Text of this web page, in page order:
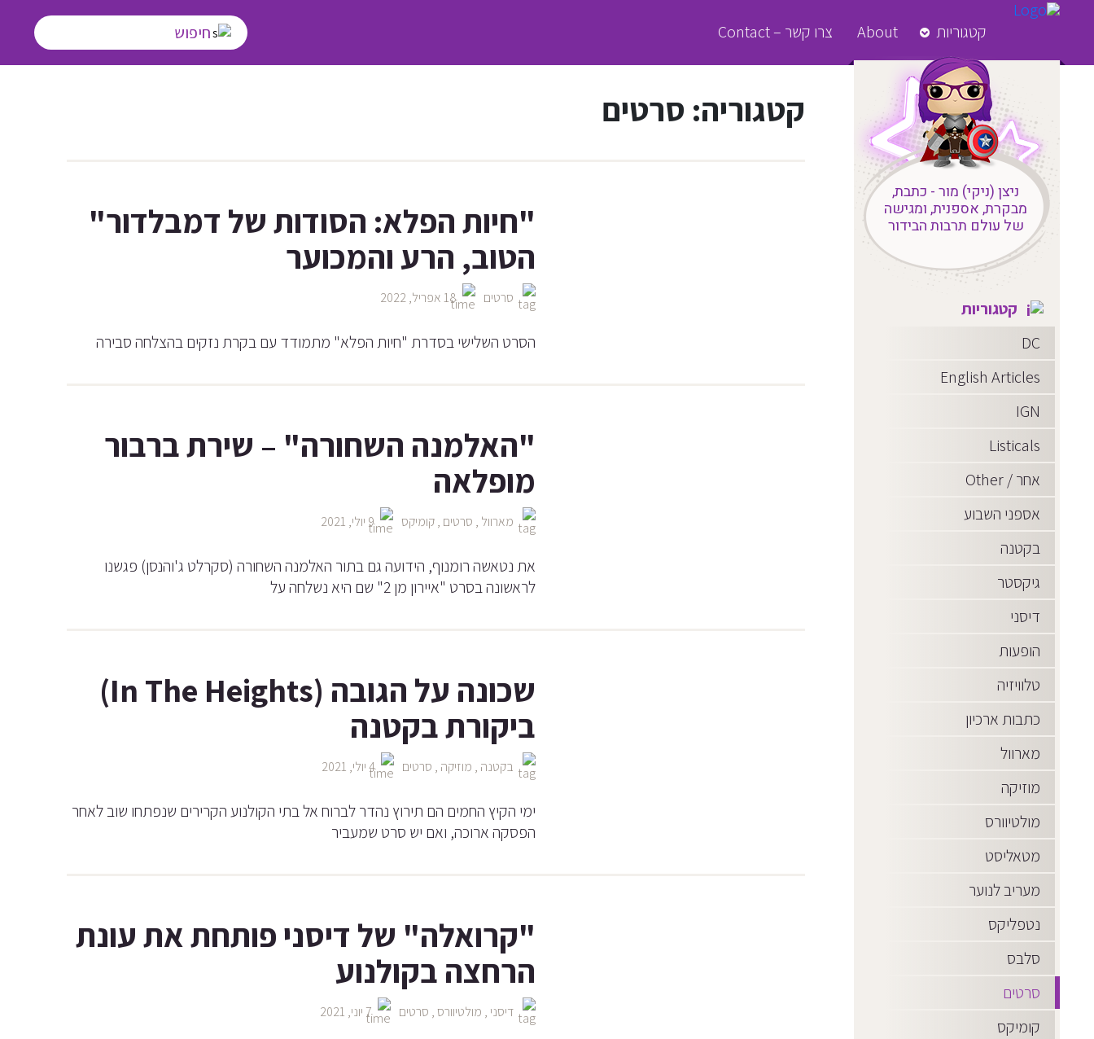
קטגוריות About צרו קשר – Contact
ניצן (ניקי) מור - כתבת,
מבקרת, אספנית, ומגישה
של עולם תרבות הבידור
קטגוריות
DC
English Articles
IGN
Listicals
אחר / Other
אספני השבוע
בקטנה
גיקסטר
דיסני
הופעות
טלוויזיה
כתבות ארכיון
מארוול
מוזיקה
מולטיוורס
מטאליסט
מעריב לנוער
נטפליקס
סלבס
סרטים
קומיקס
קטגוריה: סרטים
"חיות הפלא: הסודות של דמבלדור"
הטוב, הרע והמכוער
סרטים 18 אפריל, 2022
הסרט השלישי בסדרת "חיות הפלא" מתמודד עם בקרת נזקים בהצלחה סבירה
"האלמנה השחורה" – שירת ברבור
מופלאה
מארוול , סרטים ,קומיקס 9 יולי, 2021
את נטאשה רומנוף, הידועה גם בתור האלמנה השחורה (סקרלט ג'והנסן) פגשנו
לראשונה בסרט "איירון מן 2" שם היא נשלחה על
שכונה על הגובה (In The Heights)
ביקורת בקטנה
בקטנה , מוזיקה , סרטים 4 יולי, 2021
ימי הקיץ החמים הם תירוץ נהדר לברוח אל בתי הקולנוע הקרירים שנפתחו שוב לאחר
הפסקה ארוכה, ואם יש סרט שמעביר
"קרואלה" של דיסני פותחת את עונת
הרחצה בקולנוע
דיסני , מולטיוורס , סרטים 7 יוני, 2021